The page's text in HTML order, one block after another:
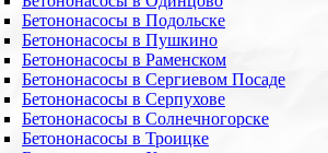
Бетононасосы в Подольске
Бетононасосы в Пушкино
Бетононасосы в Раменском
Бетононасосы в Сергиевом Посаде
Бетононасосы в Серпухове
Бетононасосы в Солнечногорске
Бетононасосы в Троицке